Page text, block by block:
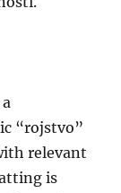
“rojstvo”
relevant
is